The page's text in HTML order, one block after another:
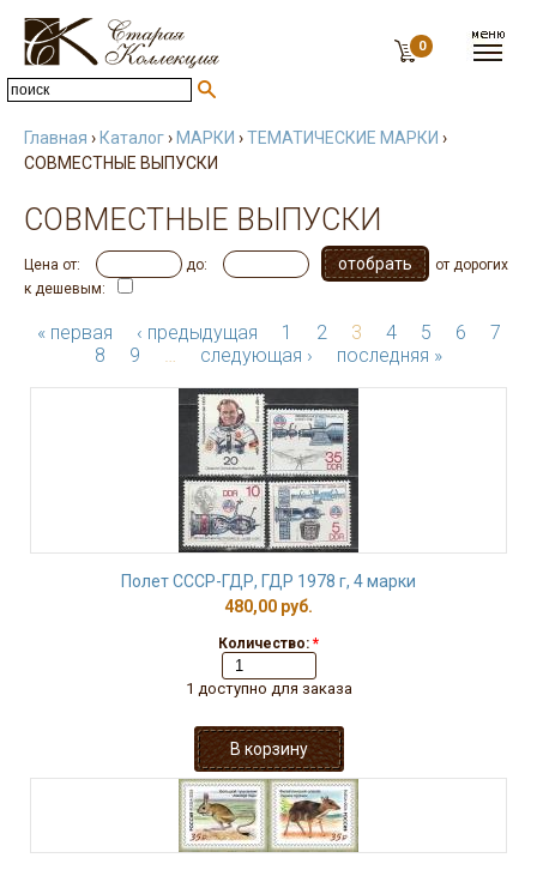
0
Главная › Каталог› МАРКИ ›ТЕМАТИЧЕСКИЕ МАРКИ ›
СОВМЕСТНЫЕ ВЫПУСКИ
СОВМЕСТНЫЕ ВЫПУСКИ
Цена от: до:
от дорогих
к дешевым:
« первая ‹ предыдущая 1 2 3 4 5 6
7
8
9 … следующая › последняя »
Полет СССР-ГДР, ГДР 1978 г, 4 марки
480,00 руб.
Количество: *
1 доступно для заказа